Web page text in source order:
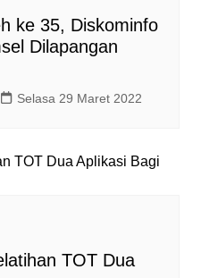
ke 35, Diskominfo
Dilapangan
Selasa 29 Maret 2022
TOT Dua